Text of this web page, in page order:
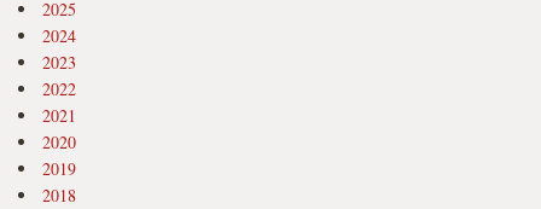
2025
2024
2023
2022
2021
2020
2019
2018